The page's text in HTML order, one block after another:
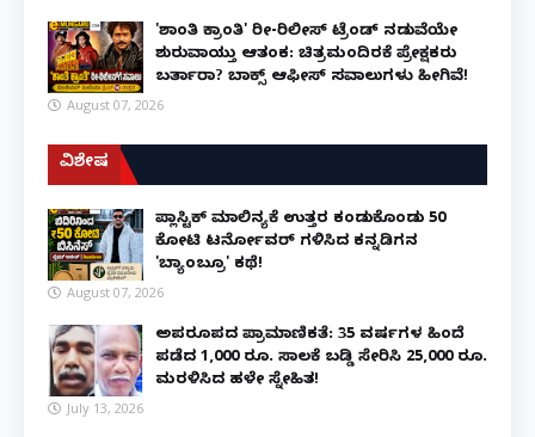
'ಶಾಂತಿ ಕ್ರಾಂತಿ' ರೀ-ರಿಲೀಸ್ ಟ್ರೆಂಡ್ ನಡುವೆಯೇ
ಶುರುವಾಯ್ತು ಆತಂಕ: ಚಿತ್ರಮಂದಿರಕ್ಕೆ ಪ್ರೇಕ್ಷಕರು
ಬರ್ತಾರಾ? ಬಾಕ್ಸ್ ಆಫೀಸ್ ಸವಾಲುಗಳು ಹೀಗಿವೆ!
August 07, 2026
ವಿಶೇಷ
ಪ್ಲಾಸ್ಟಿಕ್ ಮಾಲಿನ್ಯಕ್ಕೆ ಉತ್ತರ ಕಂಡುಕೊಂಡು ₹50
ಕೋಟಿ ಟರ್ನೋವರ್ ಗಳಿಸಿದ ಕನ್ನಡಿಗನ
'ಬ್ಯಾಂಬ್ರೂ' ಕಥೆ!
August 07, 2026
ಅಪರೂಪದ ಪ್ರಾಮಾಣಿಕತೆ: 35 ವರ್ಷಗಳ ಹಿಂದೆ
ಪಡೆದ 1,000 ರೂ. ಸಾಲಕ್ಕೆ ಬಡ್ಡಿ ಸೇರಿಸಿ 25,000 ರೂ.
ಮರಳಿಸಿದ ಹಳೇ ಸ್ನೇಹಿತ!
July 13, 2026